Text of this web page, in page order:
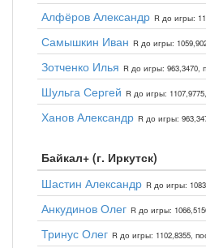
Алфёров Александр R до игры:
Самышкин Иван R до игры:
Зотченко Илья R до игры: 963,3470,
Шульга Сергей R до игры:
Ханов Александр R до игры:
Байкал+ (г. Иркутск)
Шастин Александр R до игры:
Анкудинов Олег R до игры:
Тринус Олег R до игры: 1102,8355,